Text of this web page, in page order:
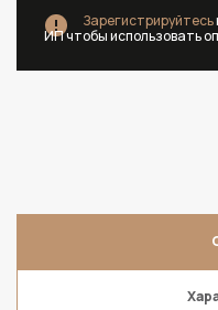
Зарегистрируйтесь
ИП чтобы использовать